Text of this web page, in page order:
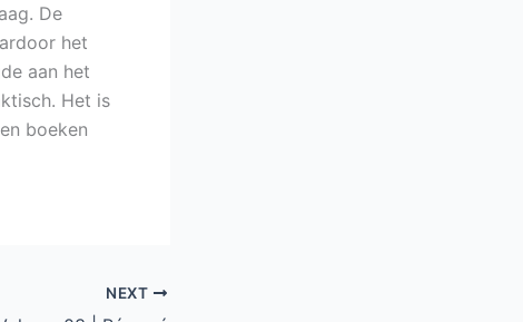
De
het
aan het
Het is
boeken
NEXT